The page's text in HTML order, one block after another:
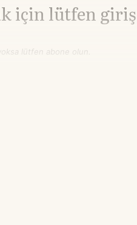
için lütfen
lütfen abone olun.